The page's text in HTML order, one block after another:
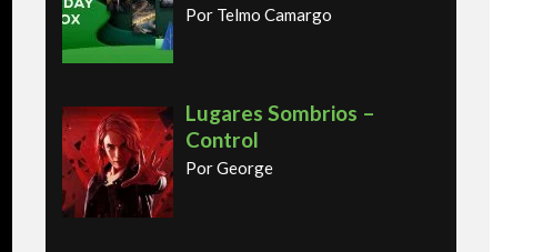
Por Telmo Camargo
Lugares Sombrios –
Control
Por George